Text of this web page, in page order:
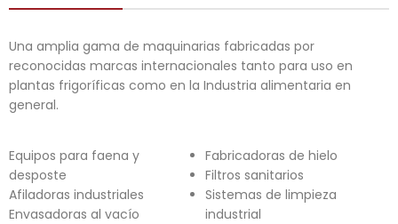
Una amplia gama de maquinarias fabricadas por
reconocidas marcas internacionales tanto para uso en
plantas frigoríficas como en la Industria alimentaria en
general.
Equipos para faena y
desposte
Afiladoras industriales
Envasadoras al vacío
Fabricadoras de hielo
Filtros sanitarios
Sistemas de limpieza
industrial